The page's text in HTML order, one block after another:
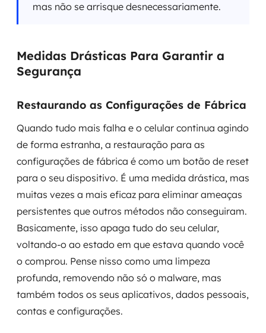
mas não se arrisque desnecessariamente.
Medidas Drásticas Para Garantir a
Segurança
Restaurando as Configurações de Fábrica
Quando tudo mais falha e o celular continua agindo
de forma estranha, a restauração para as
configurações de fábrica é como um botão de reset
para o seu dispositivo. É uma medida drástica, mas
muitas vezes a mais eficaz para eliminar ameaças
persistentes que outros métodos não conseguiram.
Basicamente, isso apaga tudo do seu celular,
voltando-o ao estado em que estava quando você
o comprou. Pense nisso como uma limpeza
profunda, removendo não só o malware, mas
também todos os seus aplicativos, dados pessoais,
contas e configurações.